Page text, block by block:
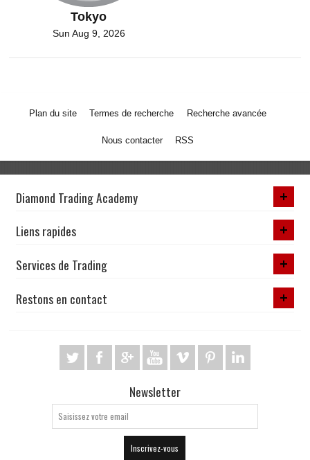
Tokyo
Sun Aug 9, 2026
Plan du site Termes de recherche Recherche avancée
Nous contacter RSS
Diamond Trading Academy
Liens rapides
Services de Trading
Restons en contact
Newsletter
Inscrivez-vous